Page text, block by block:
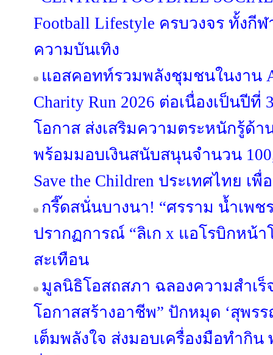
Football Lifestyle ครบวงจร ทั้งกี
ความบันเทิง
แอสคอทท์รวมพลังชุมชนในงาน
Charity Run 2026 ต่อเนื่องเป็นปี
โอกาส ส่งเสริมความตระหนักรู้ด้
พร้อมมอบเงินสนับสนุนจำนวน
Save the Children ประเทศไทย เ
กรี๊ดสนั่นบางนา! “ศรราม น้ำเพช
ปรากฏการณ์ “ลิเก x แอโรบิกหน้
สะเทือน
มูลนิธิโอสถสภา ฉลองความสำเร็
โอกาสสร้างอาชีพ” ปักหมุด ‘สุพร
เต็มพลังใจ ส่งมอบเครื่องมือทำกิ